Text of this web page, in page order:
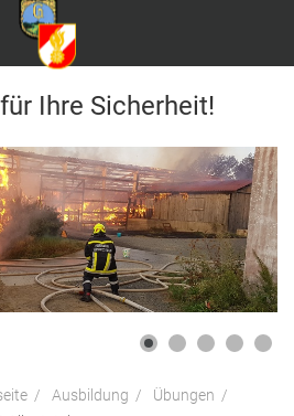
Ihre Sicherheit!
Ausbildung
Übungen